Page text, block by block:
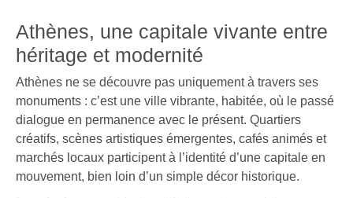
Athènes, une capitale vivante entre
héritage et modernité
Athènes ne se découvre pas uniquement à travers ses
monuments : c’est une ville vibrante, habitée, où le passé
dialogue en permanence avec le présent. Quartiers
créatifs, scènes artistiques émergentes, cafés animés et
marchés locaux participent à l’identité d’une capitale en
mouvement, bien loin d’un simple décor historique.